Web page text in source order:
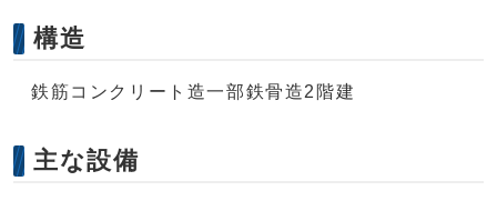
構造
鉄筋コンクリート造一部鉄骨造2階建
主な設備